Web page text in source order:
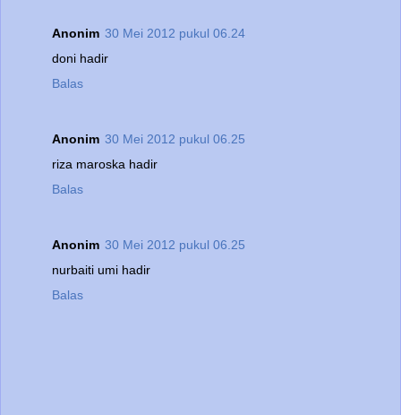
Anonim 30 Mei 2012 pukul 06.24
doni hadir
Balas
Anonim 30 Mei 2012 pukul 06.25
riza maroska hadir
Balas
Anonim 30 Mei 2012 pukul 06.25
nurbaiti umi hadir
Balas